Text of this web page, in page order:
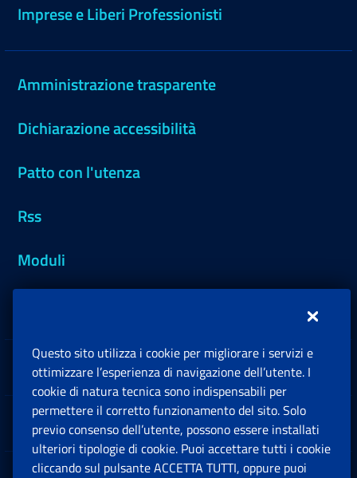
Imprese e Liberi Professionisti
Amministrazione trasparente
Dichiarazione accessibilità
Patto con l'utenza
Rss
Moduli
Sedi e Contatti
Software
Questo sito utilizza i cookie per migliorare i servizi e
ottimizzare l’esperienza di navigazione dell’utente. I
cookie di natura tecnica sono indispensabili per
permettere il corretto funzionamento del sito. Solo
previo consenso dell’utente, possono essere installati
ulteriori tipologie di cookie. Puoi accettare tutti i cookie
cliccando sul pulsante ACCETTA TUTTI, oppure puoi